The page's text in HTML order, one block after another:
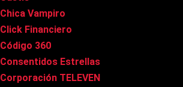
Chica Vampiro
Click Financiero
Código 360
Consentidos Estrellas
Corporación TELEVEN